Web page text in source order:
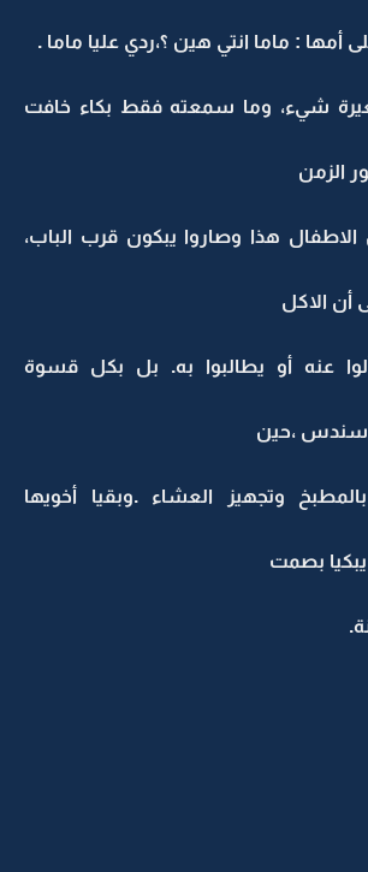
: ماما انتي هين ؟،ردي عليا ماما .
شيء، وما سمعته فقط بكاء خافت
الزمن
الاطفال هذا وصاروا يبكون قرب الباب،
أن الاكل
عنه أو يطالبوا به. بل بكل قسوة
سندس ،حين
وتجهيز العشاء .وبقيا أخويها
بصمت